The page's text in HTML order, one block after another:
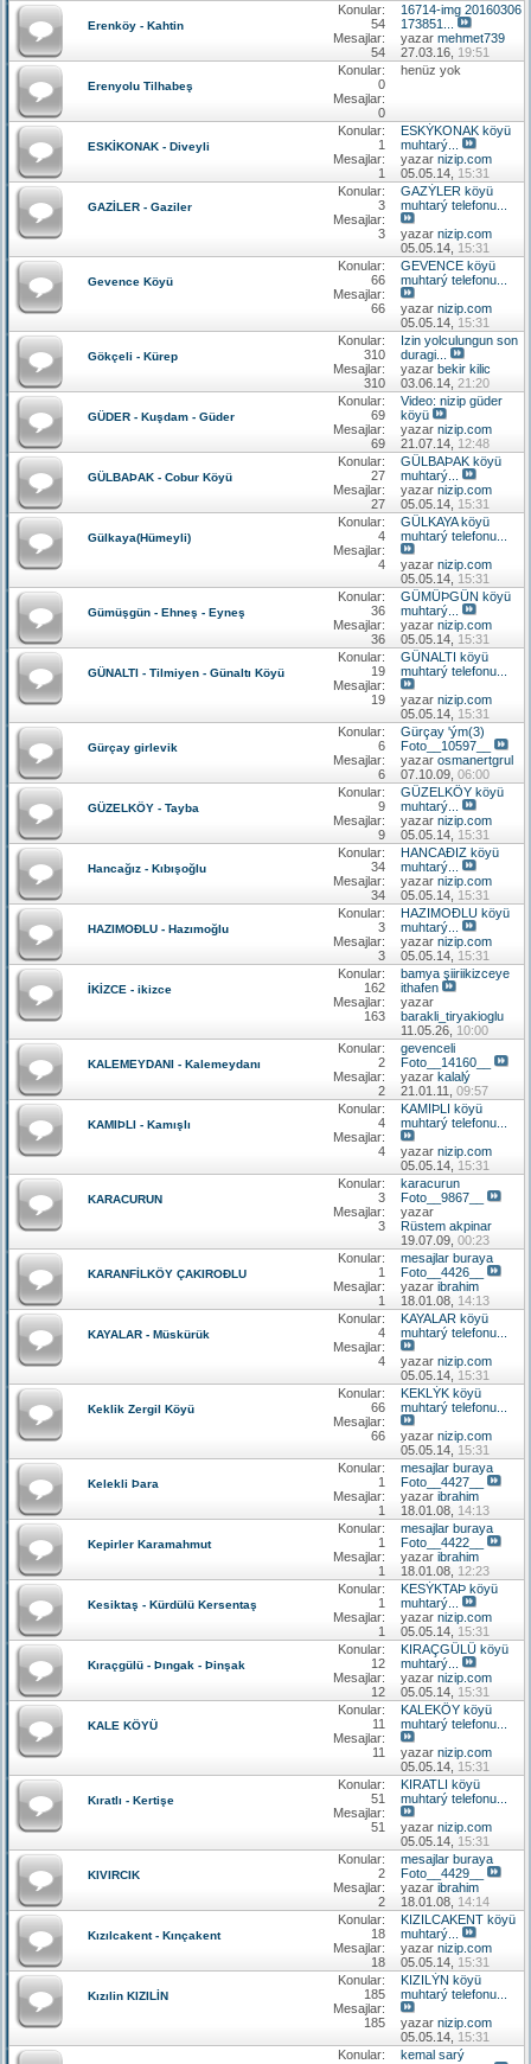
Erenköy - Kahtin
Konular:
54
Mesajlar:
54
16714-img 20160306
173851...
yazar mehmet739
27.03.16, 19:51
Erenyolu Tilhabeş
Konular:
0
Mesajlar:
0
henüz yok
ESKİKONAK - Diveyli
Konular:
1
Mesajlar:
1
ESKÝKONAK köyü
muhtarý...
yazar nizip.com
05.05.14, 15:31
GAZİLER - Gaziler
Konular:
3
Mesajlar:
3
GAZÝLER köyü
muhtarý telefonu...
yazar nizip.com
05.05.14, 15:31
Gevence Köyü
Konular:
66
Mesajlar:
66
GEVENCE köyü
muhtarý telefonu...
yazar nizip.com
05.05.14, 15:31
Gökçeli - Kürep
Konular:
310
Mesajlar:
310
Izin yolculungun son
duragi...
yazar bekir kilic
03.06.14, 21:20
GÜDER - Kuşdam - Güder
Konular:
69
Mesajlar:
69
Video: nizip güder
köyü
yazar nizip.com
21.07.14, 12:48
GÜLBAÞAK - Cobur Köyü
Konular:
27
Mesajlar:
27
GÜLBAÞAK köyü
muhtarý...
yazar nizip.com
05.05.14, 15:31
Gülkaya(Hümeyli)
Konular:
4
Mesajlar:
4
GÜLKAYA köyü
muhtarý telefonu...
yazar nizip.com
05.05.14, 15:31
Gümüşgün - Ehneş - Eyneş
Konular:
36
Mesajlar:
36
GÜMÜÞGÜN köyü
muhtarý...
yazar nizip.com
05.05.14, 15:31
GÜNALTI - Tilmiyen - Günaltı Köyü
Konular:
19
Mesajlar:
19
GÜNALTI köyü
muhtarý telefonu...
yazar nizip.com
05.05.14, 15:31
Gürçay girlevik
Konular:
6
Mesajlar:
6
Gürçay 'ým(3)
Foto__10597__
yazar osmanertgrul
07.10.09, 06:00
GÜZELKÖY - Tayba
Konular:
9
Mesajlar:
9
GÜZELKÖY köyü
muhtarý...
yazar nizip.com
05.05.14, 15:31
Hancağız - Kıbışoğlu
Konular:
34
Mesajlar:
34
HANCAÐIZ köyü
muhtarý...
yazar nizip.com
05.05.14, 15:31
HAZIMOÐLU - Hazımoğlu
Konular:
3
Mesajlar:
3
HAZIMOÐLU köyü
muhtarý...
yazar nizip.com
05.05.14, 15:31
İKİZCE - ikizce
Konular:
162
Mesajlar:
163
bamya şiiriikizceye
ithafen
yazar
barakli_tiryakioglu
11.05.26, 10:00
KALEMEYDANI - Kalemeydanı
Konular:
2
Mesajlar:
2
gevenceli
Foto__14160__
yazar kalalý
21.01.11, 09:57
KAMIÞLI - Kamışlı
Konular:
4
Mesajlar:
4
KAMIÞLI köyü
muhtarý telefonu...
yazar nizip.com
05.05.14, 15:31
KARACURUN
Konular:
3
Mesajlar:
3
karacurun
Foto__9867__
yazar
Rüstem akpinar
19.07.09, 00:23
KARANFİLKÖY ÇAKIROÐLU
Konular:
1
Mesajlar:
1
mesajlar buraya
Foto__4426__
yazar ibrahim
18.01.08, 14:13
KAYALAR - Müskürük
Konular:
4
Mesajlar:
4
KAYALAR köyü
muhtarý telefonu...
yazar nizip.com
05.05.14, 15:31
Keklik Zergil Köyü
Konular:
66
Mesajlar:
66
KEKLÝK köyü
muhtarý telefonu...
yazar nizip.com
05.05.14, 15:31
Kelekli Þara
Konular:
1
Mesajlar:
1
mesajlar buraya
Foto__4427__
yazar ibrahim
18.01.08, 14:13
Kepirler Karamahmut
Konular:
1
Mesajlar:
1
mesajlar buraya
Foto__4422__
yazar ibrahim
18.01.08, 12:23
Kesiktaş - Kürdülü Kersentaş
Konular:
1
Mesajlar:
1
KESÝKTAÞ köyü
muhtarý...
yazar nizip.com
05.05.14, 15:31
Kıraçgülü - Þıngak - Þinşak
Konular:
12
Mesajlar:
12
KIRAÇGÜLÜ köyü
muhtarý...
yazar nizip.com
05.05.14, 15:31
KALE KÖYÜ
Konular:
11
Mesajlar:
11
KALEKÖY köyü
muhtarý telefonu...
yazar nizip.com
05.05.14, 15:31
Kıratlı - Kertişe
Konular:
51
Mesajlar:
51
KIRATLI köyü
muhtarý telefonu...
yazar nizip.com
05.05.14, 15:31
KIVIRCIK
Konular:
2
Mesajlar:
2
mesajlar buraya
Foto__4429__
yazar ibrahim
18.01.08, 14:14
Kızılcakent - Kınçakent
Konular:
18
Mesajlar:
18
KIZILCAKENT köyü
muhtarý...
yazar nizip.com
05.05.14, 15:31
Kızılin KIZILİN
Konular:
185
Mesajlar:
185
KIZILÝN köyü
muhtarý telefonu...
yazar nizip.com
05.05.14, 15:31
Konular:
kemal sarý